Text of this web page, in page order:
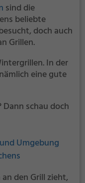
sind die
beliebte
doch auch
Grillen.
In der
eine gute
schau doch
Umgebung
den Grill zieht,